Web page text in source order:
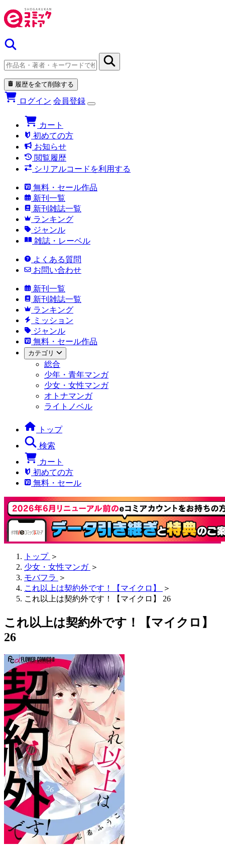
履歴を全て削除する
ログイン 会員登録
カート
初めての方
お知らせ
閲覧履歴
シリアルコードを利用する
無料・セール作品
新刊一覧
新刊雑誌一覧
ランキング
ジャンル
雑誌・レーベル
よくある質問
お問い合わせ
新刊一覧
新刊雑誌一覧
ランキング
ミッション
ジャンル
無料・セール作品
カテゴリ
総合
少年・青年マンガ
少女・女性マンガ
オトナマンガ
ライトノベル
トップ
検索
カート
初めての方
無料・セール
トップ ＞
少女・女性マンガ ＞
モバフラ ＞
これ以上は契約外です！【マイクロ】
＞
これ以上は契約外です！【マイクロ】 26
これ以上は契約外です！【マイクロ】
26